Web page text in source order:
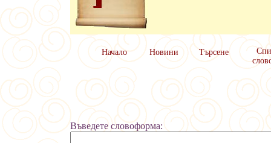
Начало Новини Търсене
Въведете словоформа: